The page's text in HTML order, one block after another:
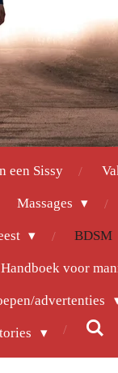
een Sissy
Massages
BDSM
Handboek voor
advertenties